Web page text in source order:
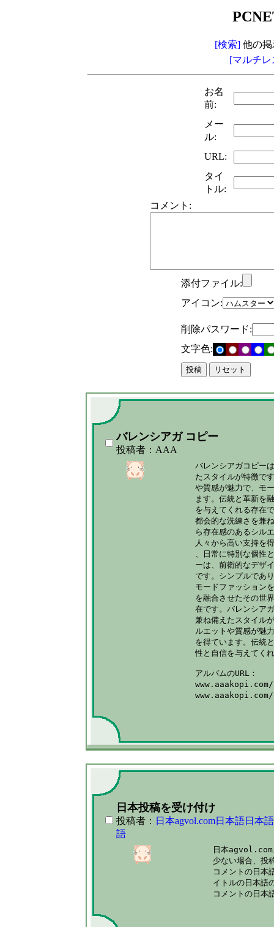
[検索] 他の
[マルチ
お名
前:
メー
ル:
URL:
タイ
トル:
コメント:
添付ファイル:
アイコン:
削除パスワード:
文字色:
バレンシアガ コピー
投稿者：AAA
バレンシアガコピー
たスタイルが特徴で
や質感が魅力で、モ
ます。伝統と革新を
を与えてくれる存在
都会的な洗練さを兼
ら存在感のあるシル
人々から高い支持を
、日常に特別な個性
ーは、前衛的なデザ
です。シンプルであ
モードファッション
を融合させたその世
在です。バレンシア
兼ね備えたスタイル
ルエットや質感が魅
を得ています。伝統
性と自信を与えてく
アルバムのURL：
日本投稿を受け付け
投稿者： 日本agvol.com日本語日本
語
日本agvol.com
少ない場合、投
コメントの日本
イトルの日本語
コメントの日本